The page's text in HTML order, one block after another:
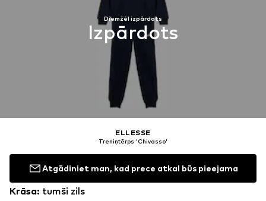
Diemžēl izpārdots
Izpārdots
ELLESSE
Treniņtērps 'Chivasso'
Atgādiniet man, kad prece atkal būs pieejama
Krāsa: tumši zils